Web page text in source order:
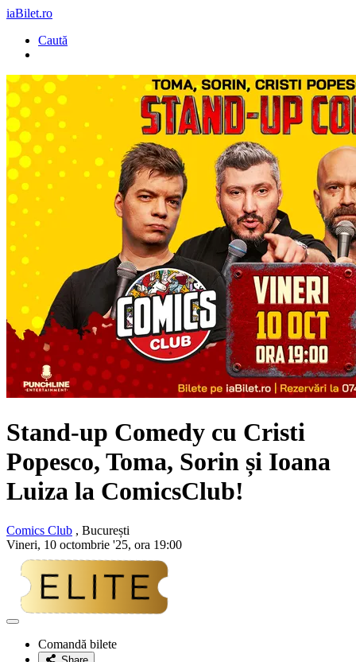
iaBilet.ro
Caută
Stand-up Comedy cu Cristi
Popesco, Toma, Sorin și Ioana
Luiza la ComicsClub!
Comics Club , București
Vineri, 10 octombrie '25, ora 19:00
Adaugă
favoriteComandă bilete